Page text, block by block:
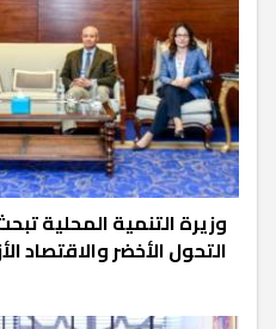
وزيرة التنمية المحلية
التحول الأخضر والاقتصاد